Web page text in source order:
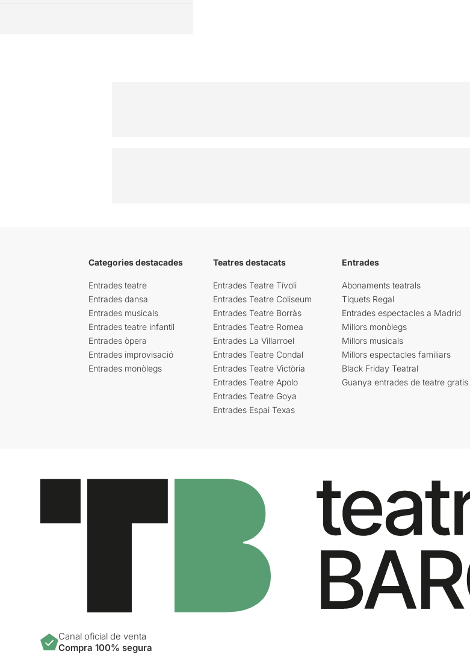
Categories destacades
Entrades teatre
Entrades dansa
Entrades musicals
Entrades teatre infantil
Entrades òpera
Entrades improvisació
Entrades monòlegs
Teatres destacats
Entrades Teatre Tívoli
Entrades Teatre Coliseum
Entrades Teatre Borràs
Entrades Teatre Romea
Entrades La Villarroel
Entrades Teatre Condal
Entrades Teatre Victòria
Entrades Teatre Apolo
Entrades Teatre Goya
Entrades Espai Texas
Entrades
Abonaments teatrals
Tiquets Regal
Entrades espectacles a Madrid
Millors monòlegs
Millors musicals
Millors espectacles familiars
Black Friday Teatral
Guanya entrades de teatre
Canal oficial de venta
Compra 100% segura